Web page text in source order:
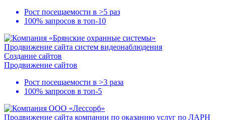
Рост посещаемости в >5 раз
100% запросов в топ-10
Продвижение сайта систем видеонаблюдения
Создание сайтов
Продвижение сайтов
Рост посещаемости в >3 раза
100% запросов в топ-5
Продвижение сайта компании по оказанию услуг по ЛАРН